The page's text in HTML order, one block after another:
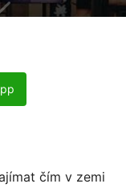
čím v zemi